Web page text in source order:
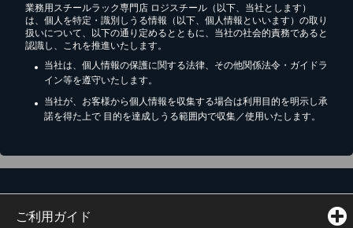
業務用スチールラック専門店 ロジスチール（以下、当社とします）
は、個人を特定・識別しうる情報（以下、個人情報といいます）の取り
扱いについて、以下の通り定めるとともに、当社の社会的責務であると
認識し、これを推進いたします。
当社は、個人情報の保護に関する法律、その他関係法令・ガイドラ
イン等を遵守いたします。
当社が、お客様から個人情報を収集する場合は利用目的を明示し承
諾を得た上で 目的を達成しうる範囲内で収集／使用いたします。
ご利用ガイド